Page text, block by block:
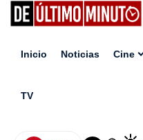
Inicio Noticias Cine
TV